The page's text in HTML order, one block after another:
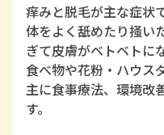
痒みと脱毛が主な症状で
体をよく舐めたり掻い
ぎて皮膚がベトベトに
食べ物や花粉・ハウス
主に食事療法、環境改
す。